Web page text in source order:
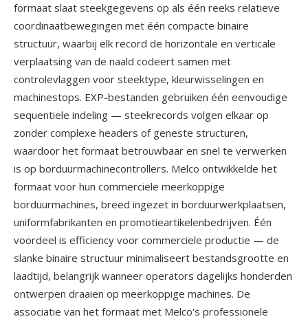
formaat slaat steekgegevens op als één reeks relatieve
coordinaatbewegingen met één compacte binaire
structuur, waarbij elk record de horizontale en verticale
verplaatsing van de naald codeert samen met
controlevlaggen voor steektype, kleurwisselingen en
machinestops. EXP-bestanden gebruiken één eenvoudige
sequentiele indeling — steekrecords volgen elkaar op
zonder complexe headers of geneste structuren,
waardoor het formaat betrouwbaar en snel te verwerken
is op borduurmachinecontrollers. Melco ontwikkelde het
formaat voor hun commerciele meerkoppige
borduurmachines, breed ingezet in borduurwerkplaatsen,
uniformfabrikanten en promotieartikelenbedrijven. Één
voordeel is efficiency voor commerciele productie — de
slanke binaire structuur minimaliseert bestandsgrootte en
laadtijd, belangrijk wanneer operators dagelijks honderden
ontwerpen draaien op meerkoppige machines. De
associatie van het formaat met Melco's professionele